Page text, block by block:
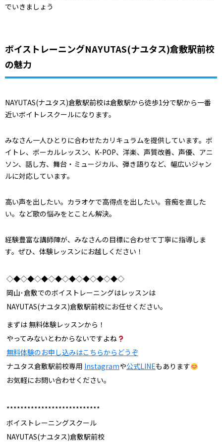
でいきましょう
ボイストレーニングNAYUTAS(ナユタス)倉敷駅前校
の魅力
NAYUTAS(ナユタス)倉敷駅前校は倉敷駅から徒歩1分で駅から一番
近いボイトレスクールになります。
みなさん一人ひとりに合わせたカリキュラムを提供しています。ボ
イトレ、ボーカルレッスン、K-POP、洋楽、声質改善、声優、アニ
ソン、話し方、舞台・ミュージカル、弾き語りなど、幅広いジャン
ルに対応しています。
高い声を出したい。カラオケで高得点を出したい。音痴を直した
い。など歌の悩みをとことん解決。
経験豊富な講師陣が、みなさんの目標に合わせて丁寧に指導しま
す。ぜひ、体験レッスンにお越しください！
◇◆◇◆◇◆◇◆◇◆◇◆◇◆◇◆◇
岡山･倉敷でのボイストレーニングはレッスンは
NAYUTAS(ナユタス)倉敷駅前校にお任せください。
まずは 無料体験レッスンから！
やってみないとわからないですよね
無料体験のお申し込みはこちらからどうぞ
ナユタス倉敷駅前校専用 Instagramや公式LINEもあります
お気軽にお問い合わせください。
***************************
ボイストレーニングスクール
NAYUTAS(ナユタス)倉敷駅前校